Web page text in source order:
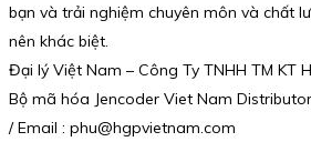
bạn và trải nghiệm chuyên môn và chất
nên khác biệt.
Đại lý Việt Nam – Công Ty TNHH TM KT
Bộ mã hóa Jencoder Viet Nam
/ Email : phu@hgpvietnam.com